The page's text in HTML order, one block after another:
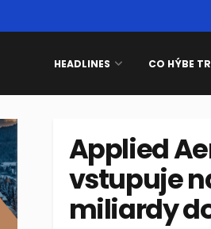
HEADLINES CO HÝBE
Applied
vstupuje
miliardy